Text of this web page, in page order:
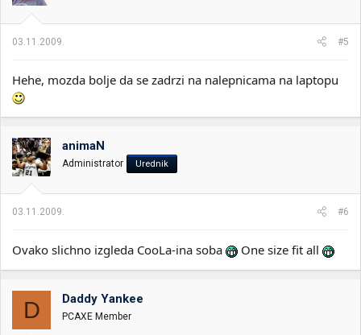
03.11.2009. #5
Hehe, mozda bolje da se zadrzi na nalepnicama na laptopu
animaN
Administrator Urednik
03.11.2009. #6
Ovako slichno izgleda CooLa-ina soba One size fit all
D Daddy Yankee
PCAXE Member